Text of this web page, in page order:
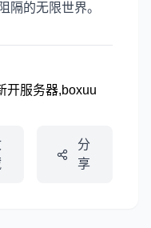
隔的无限世界。
开服务器,boxuu
分
享